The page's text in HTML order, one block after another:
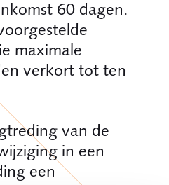
60 dagen.
maximale
verkort tot ten
van de
in een
een